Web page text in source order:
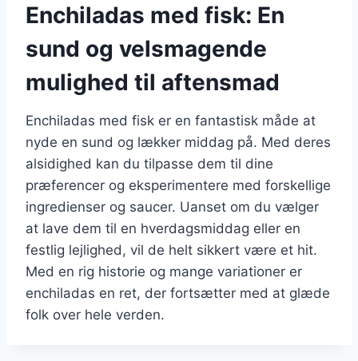
Enchiladas med fisk: En
sund og velsmagende
mulighed til aftensmad
Enchiladas med fisk er en fantastisk måde at
nyde en sund og lækker middag på. Med deres
alsidighed kan du tilpasse dem til dine
præferencer og eksperimentere med forskellige
ingredienser og saucer. Uanset om du vælger
at lave dem til en hverdagsmiddag eller en
festlig lejlighed, vil de helt sikkert være et hit.
Med en rig historie og mange variationer er
enchiladas en ret, der fortsætter med at glæde
folk over hele verden.